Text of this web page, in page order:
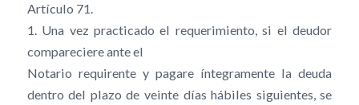
Artículo 71.
1. Una vez practicado el requerimiento, si el deudor
compareciere ante el
Notario requirente y pagare íntegramente la deuda
dentro del plazo de veinte días hábiles siguientes, se